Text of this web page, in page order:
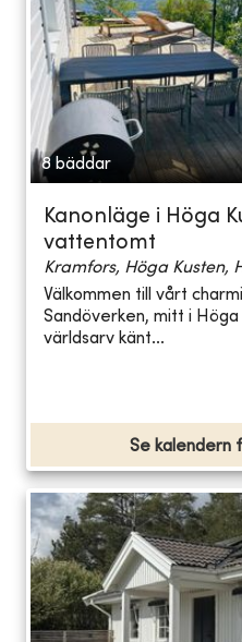
8 bäddar
Kanonläge i Höga
vattentomt
Kramfors, Höga Kusten,
Välkommen till vårt
Sandöverken, mitt i
världsarv känt...
Se kalendern